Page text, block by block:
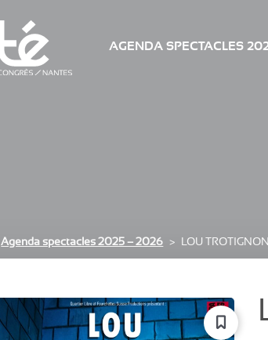
AGENDA SPECTACLES
Agenda spectacles 2025 – 2026 LOU